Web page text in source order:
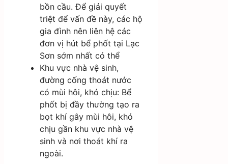
bồn cầu. Để giải quyết
triệt để vấn đề này, các hộ
gia đình nên liên hệ các
đơn vị hút bể phốt tại Lạc
Sơn sớm nhất có thể
Khu vực nhà vệ sinh,
đường cống thoát nước
có mùi hôi, khó chịu: Bể
phốt bị đầy thường tạo ra
bọt khí gây mùi hôi, khó
chịu gần khu vực nhà vệ
sinh và nơi thoát khí ra
ngoài.